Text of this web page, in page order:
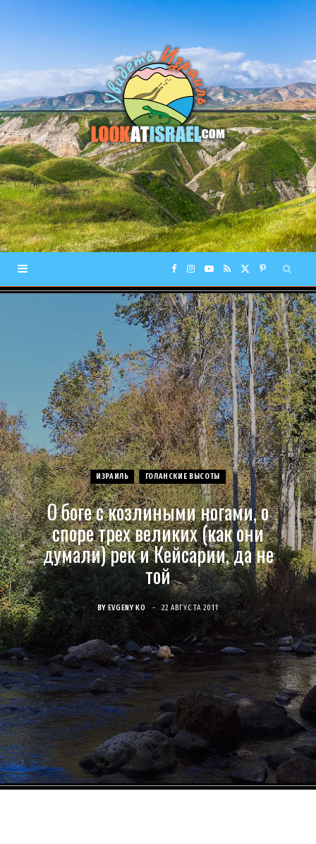
F
a
c
e
b
o
o
k
I
n
s
t
a
g
r
a
m
Y
o
u
T
u
b
e
R
S
S
(
T
w
i
t
t
e
r
)
P
i
n
t
e
r
e
s
t
ИЗРАИЛЬ ГОЛАНСКИЕ ВЫСОТЫ
О боге с козлиными ногами, о
споре трех великих (как они
думали) рек и Кейсарии, да не
той
BY EVGENY KO 22 АВГУСТА 2011